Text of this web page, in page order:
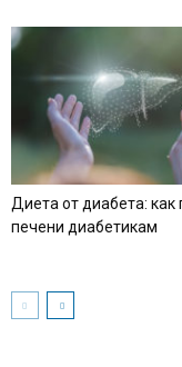
Диета от диабета: как
печени диабетикам